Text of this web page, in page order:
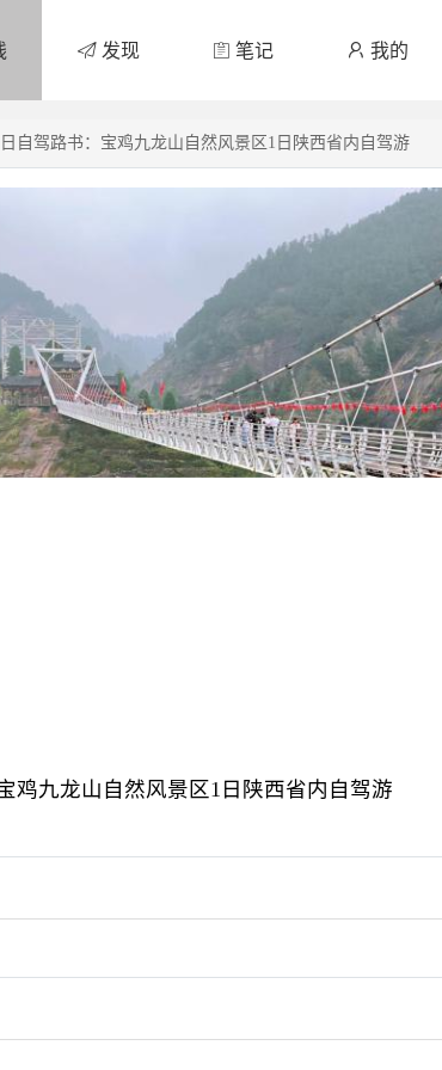
发现 笔记 我的
自驾路书：宝鸡九龙山自然风景区1日陕西省内自驾游
鸡九龙山自然风景区1日陕西省内自驾游